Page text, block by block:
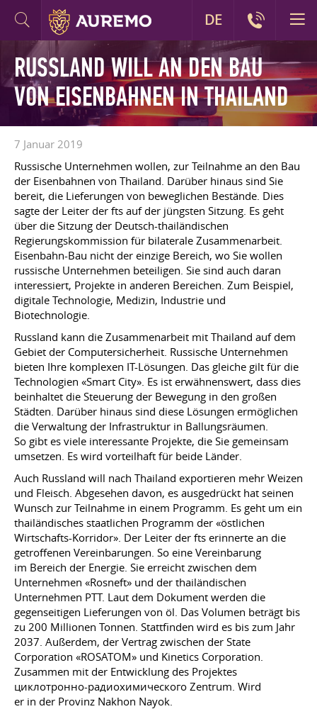
RUSSLAND WILL AN DEN BAU
VON EISENBAHNEN IN THAILAND
7 Januar 2019
Russische Unternehmen wollen, zur Teilnahme an den Bau
der Eisenbahnen von Thailand. Darüber hinaus sind Sie
bereit, die Lieferungen von beweglichen Bestände. Dies
sagte der Leiter der fts auf der jüngsten Sitzung. Es geht
über die Sitzung der Deutsch-thailändischen
Regierungskommission für bilaterale Zusammenarbeit.
Eisenbahn-Bau nicht der einzige Bereich, wo Sie wollen
russische Unternehmen beteiligen. Sie sind auch daran
interessiert, Projekte in anderen Bereichen. Zum Beispiel,
digitale Technologie, Medizin, Industrie und
Biotechnologie.
Russland kann die Zusammenarbeit mit Thailand auf dem
Gebiet der Computersicherheit. Russische Unternehmen
bieten Ihre komplexen IT-Lösungen. Das gleiche gilt für die
Technologien «Smart City». Es ist erwähnenswert, dass dies
beinhaltet die Steuerung der Bewegung in den großen
Städten. Darüber hinaus sind diese Lösungen ermöglichen
die Verwaltung der Infrastruktur in Ballungsräumen.
So gibt es viele interessante Projekte, die Sie gemeinsam
umsetzen. Es wird vorteilhaft für beide Länder.
Auch Russland will nach Thailand exportieren mehr Weizen
und Fleisch. Abgesehen davon, es ausgedrückt hat seinen
Wunsch zur Teilnahme in einem Programm. Es geht um ein
thailändisches staatlichen Programm der «östlichen
Wirtschafts-Korridor». Der Leiter der fts erinnerte an die
getroffenen Vereinbarungen. So eine Vereinbarung
im Bereich der Energie. Sie erreicht zwischen dem
Unternehmen «Rosneft» und der thailändischen
Unternehmen PTT. Laut dem Dokument werden die
gegenseitigen Lieferungen von öl. Das Volumen beträgt bis
zu 200 Millionen Tonnen. Stattfinden wird es bis zum Jahr
2037. Außerdem, der Vertrag zwischen der State
Corporation «ROSATOM» und Kinetics Corporation.
Zusammen mit der Entwicklung des Projektes
циклотронно-радиохимического Zentrum. Wird
er in der Provinz Nakhon Nayok.
DE